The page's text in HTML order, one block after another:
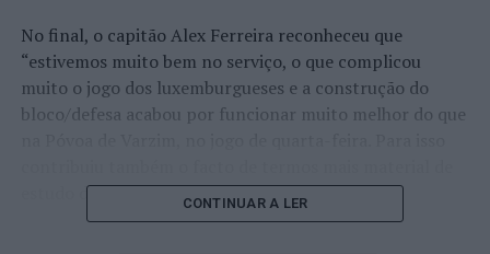
No final, o capitão Alex Ferreira reconheceu que
“estivemos muito bem no serviço, o que complicou
muito o jogo dos luxemburgueses e a construção do
bloco/defesa acabou por funcionar muito melhor do que
estudo do adversário do que no primeiro jogo.“
CONTINUAR A LER